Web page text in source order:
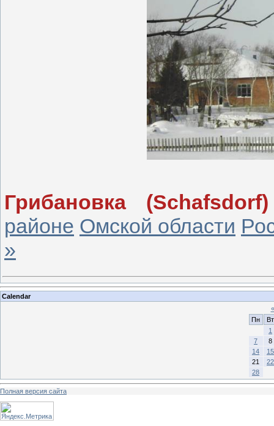
Грибановка (Schafsdorf)
районе Омской области
»
Calendar
«
Пн
Вт
1
7
8
14
15
21
22
28
Полная версия сайта